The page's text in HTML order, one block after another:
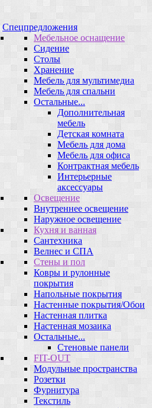
Спецпредложения
Мебельное оснащение
Сидение
Столы
Хранение
Мебель для мультимедиа
Мебель для спальни
Остальные...
Дополнительная
мебель
Детская комната
Мебель для дома
Мебель для офиса
Контрактная мебель
Интерьерные
аксессуары
Освещение
Внутреннее освещение
Наружное освещение
Кухня и ванная
Сантехника
Велнес и СПА
Стены и пол
Ковры и рулонные
покрытия
Напольные покрытия
Настенные покрытия/Обои
Настенная плитка
Настенная мозаика
Остальные...
Стеновые панели
FIT-OUT
Модульные пространства
Розетки
Фурнитура
Текстиль